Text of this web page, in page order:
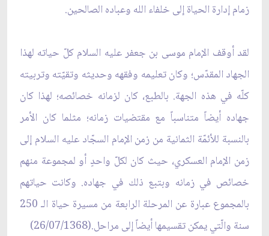
زمام إدارة الحياة إلى خلفاء الله وعباده الصالحين.
لقد أوقف الإمام موسى بن جعفر عليه السلام كلّ حياته لهذا
الجهاد المقدّس؛ وكان تعليمه وفقهه وحديثه وتقيّته وتربيته
كلّه في هذه الجهة. بالطبع، كان لزمانه خصائصه؛ لهذا كان
جهاده أيضاً متناسباً مع مقتضيات زمانه؛ مثلما كان الأمر
بالنسبة للأئمّة الثمانية من زمن الإمام السجّاد عليه السلام إلى
زمن الإمام العسكري، حيث كان لكلّ واحدٍ أو لمجموعة منهم
خصائص في زمانه وبتبع ذلك في جهاده. وكانت حياتهم
بالمجموع عبارة عن المرحلة الرابعة من مسيرة حياة الـ 250
سنة والّتي يمكن تقسيمها أيضاً إلى مراحل.(26/07/1368)